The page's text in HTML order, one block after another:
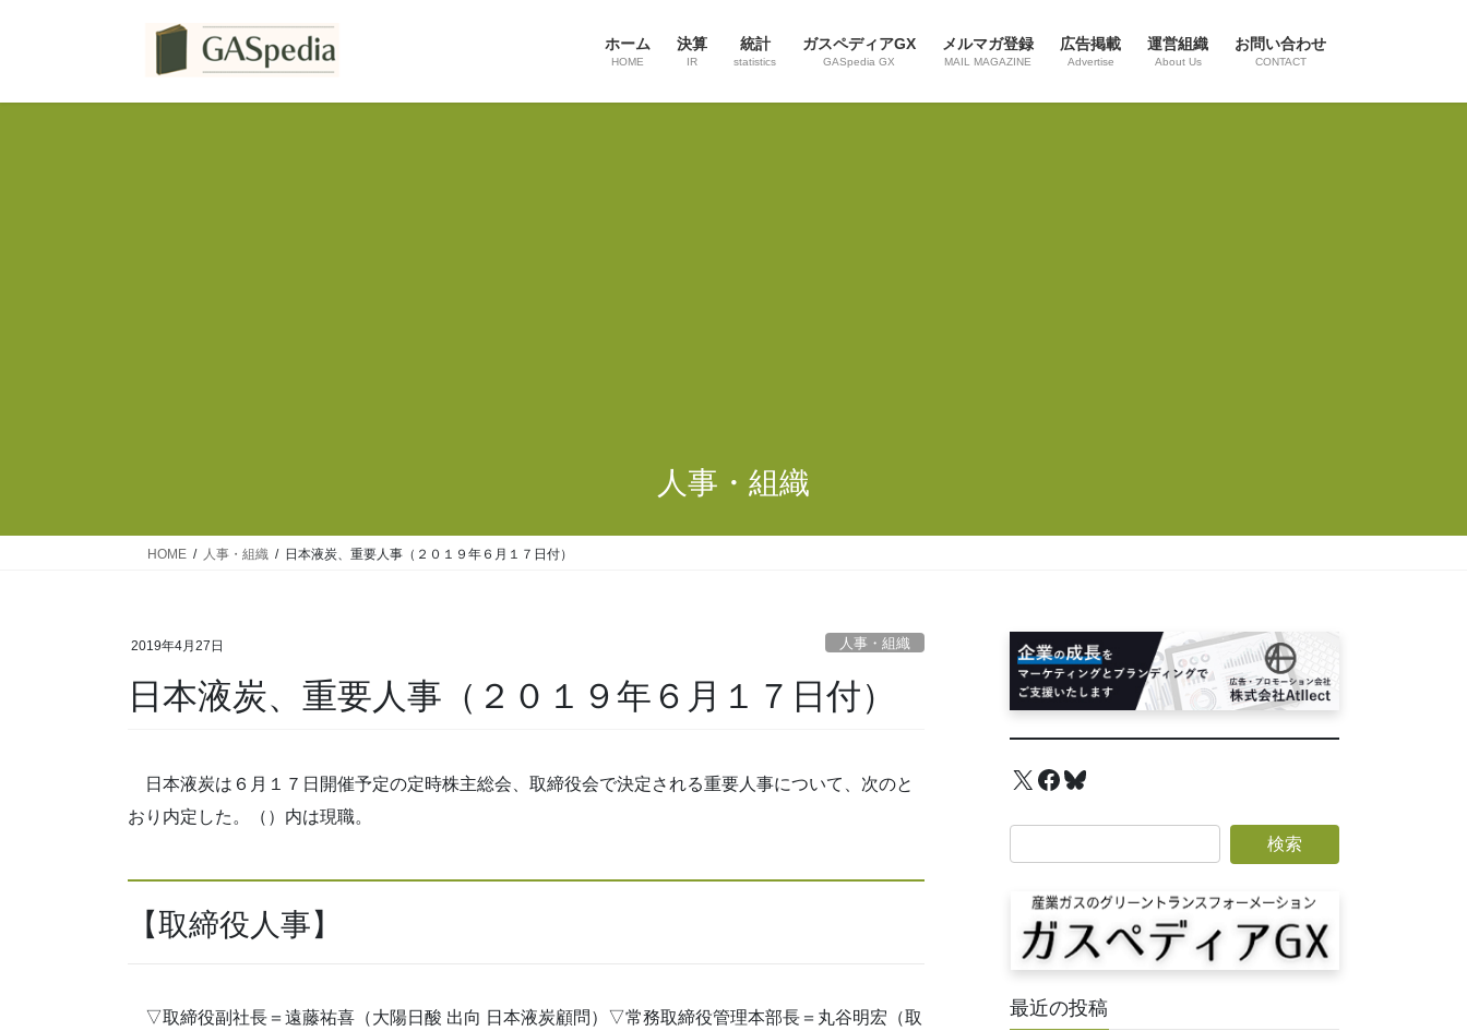
ホーム
HOME
決算
IR
統計
statistics
ガスペディアGX
GASpedia GX
メルマガ登録
MAIL MAGAZINE
広告掲載
Advertise
運営組織
About Us
お問い合わせ
CONTACT
人事・組織
HOME 人事・組織 日本液炭、重要人事（２０１９年６月１７日付）
2019年4月27日 人事・組織
日本液炭、重要人事（２０１９年６月１７日付）
日本液炭は６月１７日開催予定の定時株主総会、取締役会で決定される重要人事について、次のと
おり内定した。（）内は現職。
【取締役人事】
▽取締役副社長＝遠藤祐喜（大陽日酸 出向 日本液炭顧問）▽常務取締役管理本部長＝丸谷明宏（取
X Facebook
Bluesky
最近の投稿